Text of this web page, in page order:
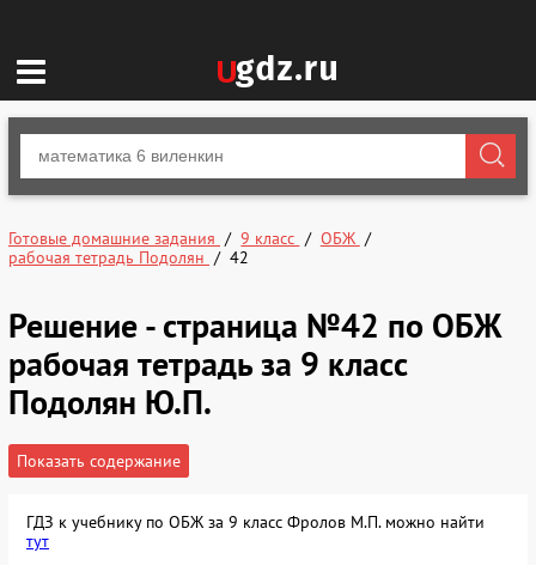
Готовые домашние задания 9 класс
ОБЖ
рабочая тетрадь Подолян
42
Решение - страница №42 по ОБЖ
рабочая тетрадь за 9 класс
Подолян Ю.П.
Показать содержание
ГДЗ к учебнику по ОБЖ за 9 класс Фролов М.П. можно найти
тут